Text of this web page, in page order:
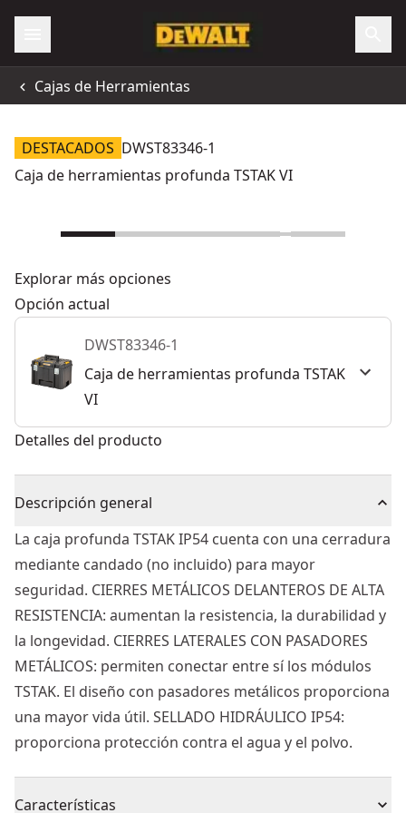
Cajas de Herramientas
DESTACADOS DWST83346-1
Caja de herramientas profunda TSTAK VI
Explorar más opciones
Opción actual
DWST83346-1
Caja de herramientas profunda TSTAK
VI
Detalles del producto
Descripción general
La caja profunda TSTAK IP54 cuenta con una cerradura
mediante candado (no incluido) para mayor
seguridad. CIERRES METÁLICOS DELANTEROS DE ALTA
RESISTENCIA: aumentan la resistencia, la durabilidad y
la longevidad. CIERRES LATERALES CON PASADORES
METÁLICOS: permiten conectar entre sí los módulos
TSTAK. El diseño con pasadores metálicos proporciona
una mayor vida útil. SELLADO HIDRÁULICO IP54:
proporciona protección contra el agua y el polvo.
Características